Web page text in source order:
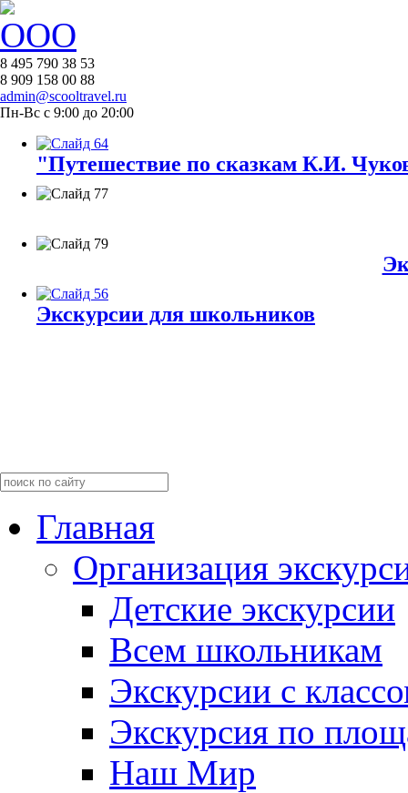
8 495 790 38 53
8 909 158 00 88
admin@scooltravel.ru
Пн-Вс с 9:00 до 20:00
"Путешествие по сказкам К.И.
Экскурсии для школьников
Главная
Организация
Детские экскурсии
Всем школьникам
Экскурсии c
Экскурсия по
Наш Мир